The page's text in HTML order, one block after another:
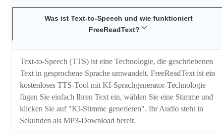
Was ist Text-to-Speech und wie funktioniert
FreeReadText?
Text-to-Speech (TTS) ist eine Technologie, die geschriebenen
Text in gesprochene Sprache umwandelt. FreeReadText ist ein
kostenloses TTS-Tool mit KI-Sprachgenerator-Technologie —
fügen Sie einfach Ihren Text ein, wählen Sie eine Stimme und
klicken Sie auf "KI-Stimme generieren". Ihr Audio steht in
Sekunden als MP3-Download bereit.